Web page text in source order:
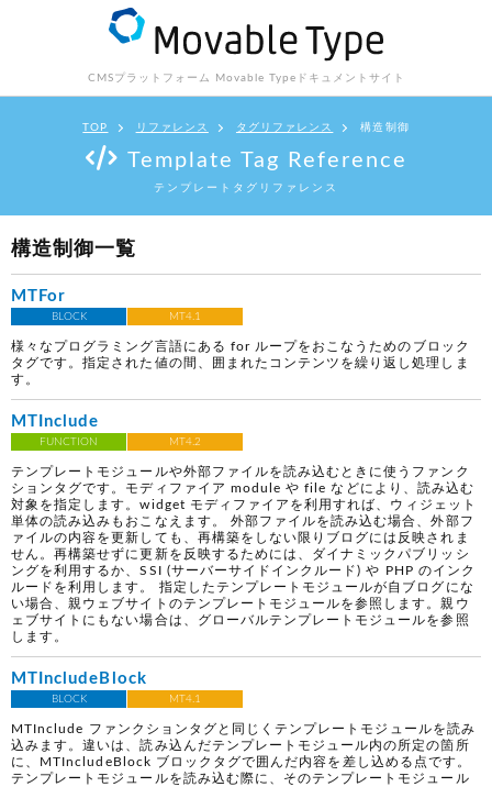
CMSプラットフォーム Movable Type ドキュメントサイト
TOP リファレンス タグリファレンス 構造制御
Template Tag Reference
テンプレートタグリファレンス
構造制御一覧
MTFor
BLOCK MT4.1
様々なプログラミング言語にある for ループをおこなうためのブロック
タグです。指定された値の間、囲まれたコンテンツを繰り返し処理しま
す。
MTInclude
FUNCTION MT4.2
テンプレートモジュールや外部ファイルを読み込むときに使うファンク
ションタグです。モディファイア module や file などにより、読み込む
対象を指定します。widget モディファイアを利用すれば、ウィジェット
単体の読み込みもおこなえます。 外部ファイルを読み込む場合、外部フ
ァイルの内容を更新しても、再構築をしない限りブログには反映されま
せん。再構築せずに更新を反映するためには、ダイナミックパブリッシ
ングを利用するか、SSI (サーバーサイドインクルード) や PHP のインク
ルードを利用します。 指定したテンプレートモジュールが自ブログにな
い場合、親ウェブサイトのテンプレートモジュールを参照します。親ウ
ェブサイトにもない場合は、グローバルテンプレートモジュールを参照
します。
MTIncludeBlock
BLOCK MT4.1
MTInclude ファンクションタグと同じくテンプレートモジュールを読み
込みます。違いは、読み込んだテンプレートモジュール内の所定の箇所
に、MTIncludeBlock ブロックタグで囲んだ内容を差し込める点です。
テンプレートモジュールを読み込む際に、そのテンプレートモジュール